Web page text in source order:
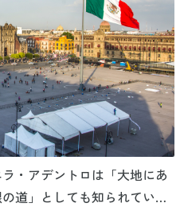
・アデントロは「大地にあ
道」としても知られていま